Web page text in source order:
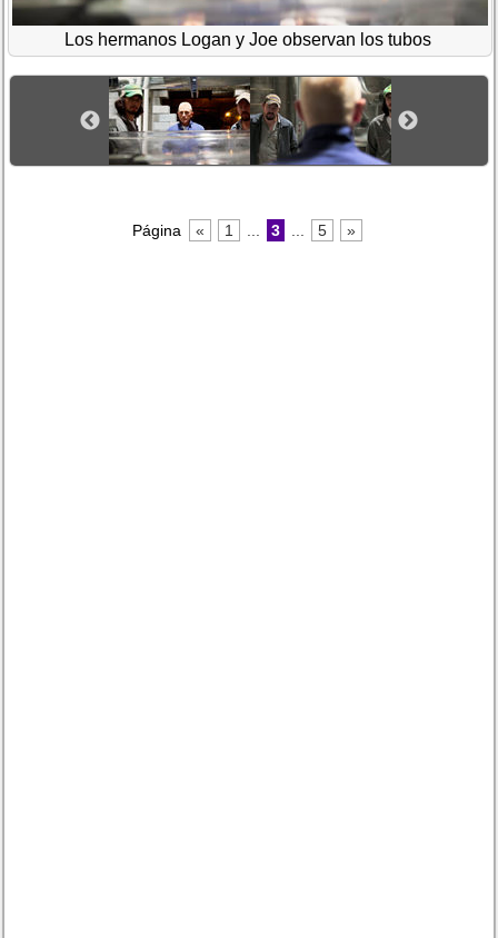
Los hermanos Logan y Joe observan los tubos
Página « 1 3 5 »